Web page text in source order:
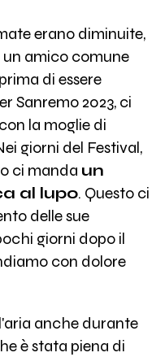
erano diminuite,
amico comune
di essere
Sanremo 2023, ci
la moglie di
giorni del Festival,
ci manda un
al lupo. Questo ci
delle sue
giorni dopo il
con dolore
anche durante
è stata piena di